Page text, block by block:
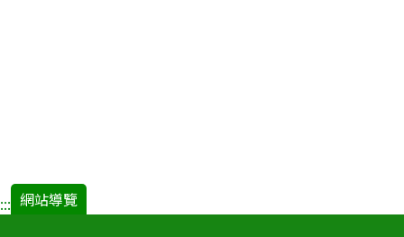
::: 網站導覽